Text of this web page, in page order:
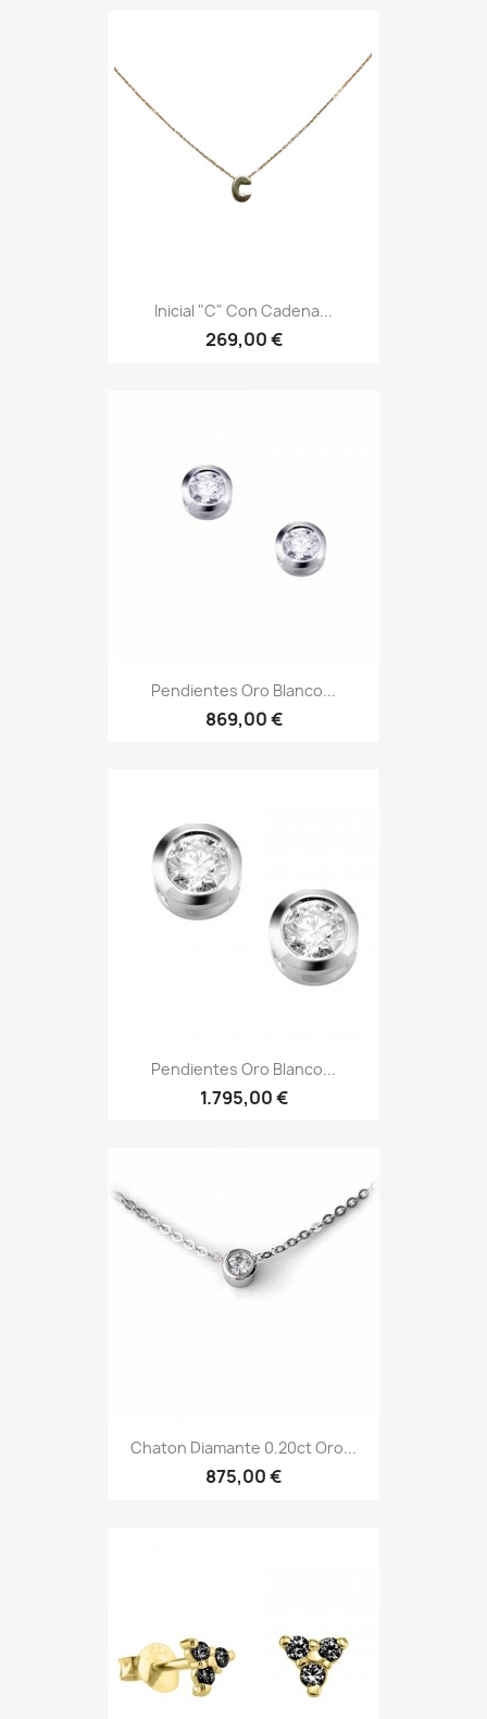
Inicial "C" Con Cadena...
269,00 €
Pendientes Oro Blanco...
869,00 €
Pendientes Oro Blanco...
1.795,00 €
Chaton Diamante 0.20ct Oro...
875,00 €